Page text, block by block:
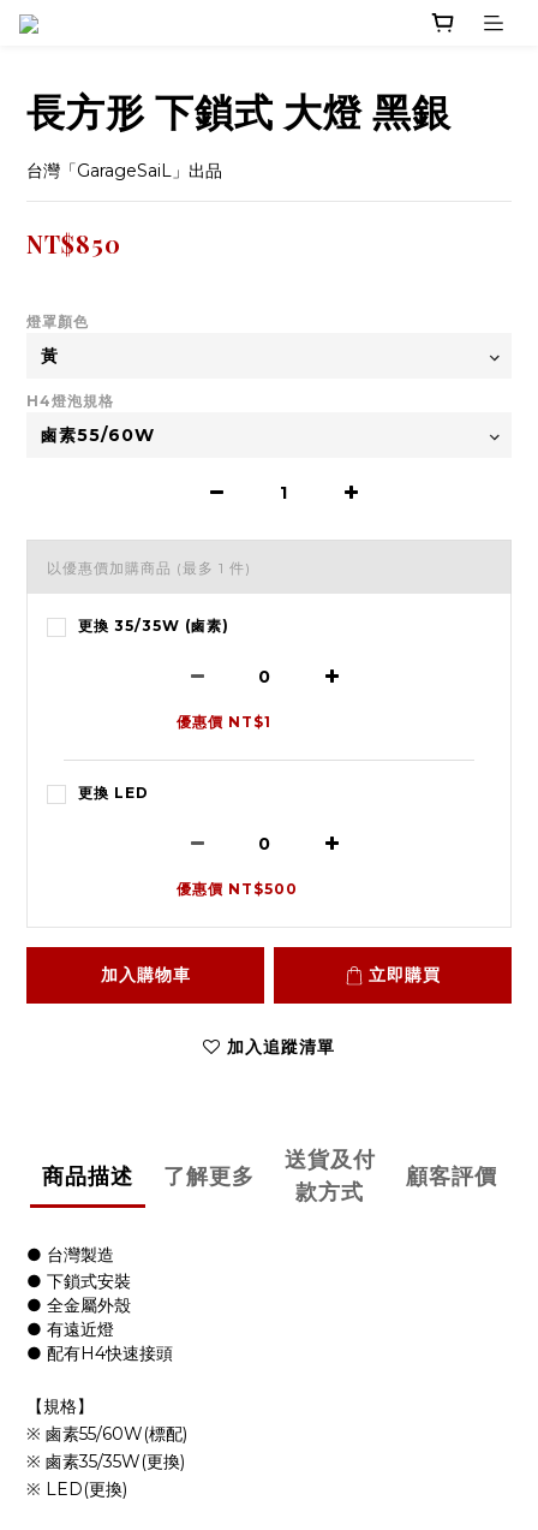
長方形 下鎖式 大燈 黑銀
台灣「GarageSaiL」出品
NT$850
燈罩顏色
H4燈泡規格
以優惠價加購商品 (最多 1 件)
更換 35/35W (鹵素)
優惠價 NT$1
更換 LED
優惠價 NT$500
加入購物車 立即購買
加入追蹤清單
商品描述 了解更多
送貨及付
款方式
顧客評價
● 台灣製造
● 下鎖式安裝
● 全金屬外殼
● 有遠近燈
● 配有H4快速接頭
【規格】
※ 鹵素55/60W(標配)
※ 鹵素35/35W(更換)
※ LED(更換)